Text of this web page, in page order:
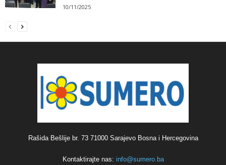
10/11/2025
Rašida Bešlije br. 73 71000 Sarajevo Bosna i Hercegovina
Kontaktirajte nas: info@sumero.ba